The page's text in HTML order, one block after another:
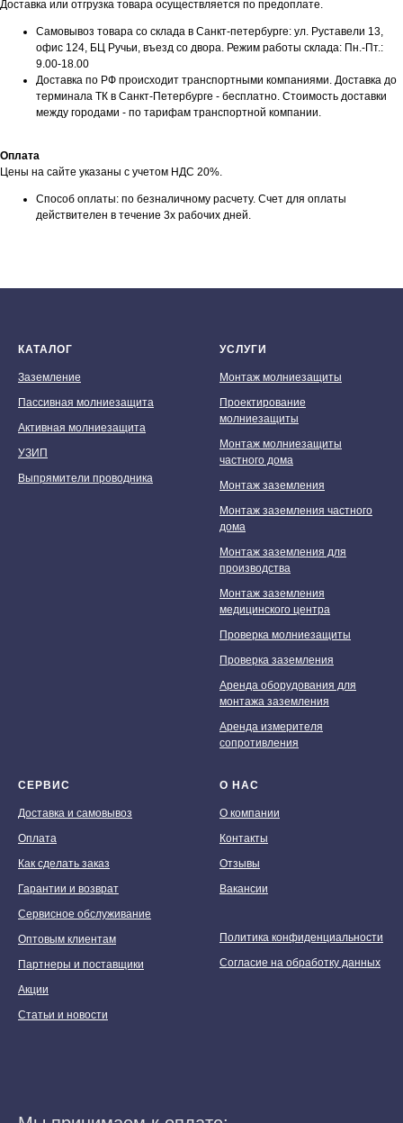
Доставка или отгрузка товара осуществляется по предоплате.
Самовывоз товара со склада в Санкт-петербурге: ул. Руставели 13,
офис 124, БЦ Ручьи, въезд со двора. Режим работы склада: Пн.-Пт.:
9.00-18.00
Доставка по РФ происходит транспортными компаниями. Доставка до
терминала ТК в Санкт-Петербурге - бесплатно. Стоимость доставки
между городами - по тарифам транспортной компании.
Оплата
Цены на сайте указаны с учетом НДС 20%.
Способ оплаты: по безналичному расчету. Счет для оплаты
действителен в течение 3х рабочих дней.
КАТАЛОГ
Заземление
Пассивная молниезащита
Активная молниезащита
УЗИП
Выпрямители проводника
УСЛУГИ
Монтаж молниезащиты
Проектирование
молниезащиты
Монтаж молниезащиты
частного дома
Монтаж заземления
Монтаж заземления частного
дома
Монтаж заземления для
производства
Монтаж заземления
медицинского центра
Проверка молниезащиты
Проверка заземления
Аренда оборудования для
монтажа заземления
Аренда измерителя
сопротивления
СЕРВИС
Доставка и самовывоз
Оплата
Как сделать заказ
Гарантии и возврат
Сервисное обслуживание
Оптовым клиентам
Партнеры и поставщики
Акции
Статьи и новости
О НАС
О компании
Контакты
Отзывы
Вакансии
Политика конфиденциальности
Согласие на обработку данных